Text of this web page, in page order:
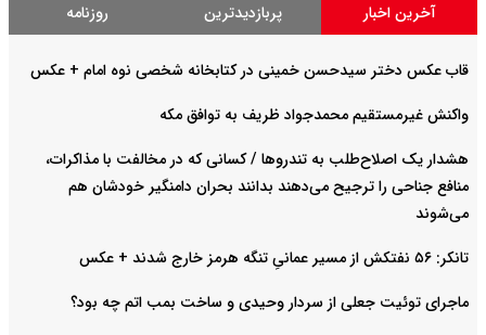
آخرین اخبار پربازدیدترین روزنامه
قاب عکس دختر سیدحسن خمینی در کتابخانه شخصی نوه امام + عکس
واکنش غیرمستقیم محمدجواد ظریف به توافق مکه
هشدار یک اصلاح‌طلب به تندروها / کسانی که در مخالفت با مذاکرات،
منافع جناحی را ترجیح می‌دهند بدانند بحران دامنگیر خودشان هم
می‌شوند
تانکر: ۵۶ نفتکش از مسیر عمانیِ تنگه هرمز خارج شدند + عکس
ماجرای توئیت جعلی از سردار وحیدی و ساخت بمب اتم چه بود؟